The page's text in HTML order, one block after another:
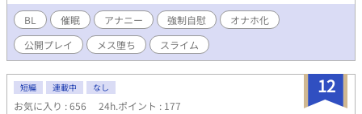
BL 催眠 アナニー 強制自慰
オナホ化
公開プレイ
メス堕ち スライム
12
短編 連載中 なし
お気に入り : 656 24h.ポイント : 177